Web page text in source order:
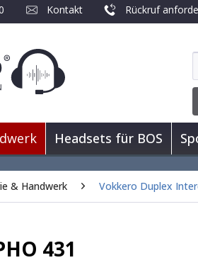
Kontakt Rückruf
Headsets für BOS
& Handwerk Vokkero Duplex
431